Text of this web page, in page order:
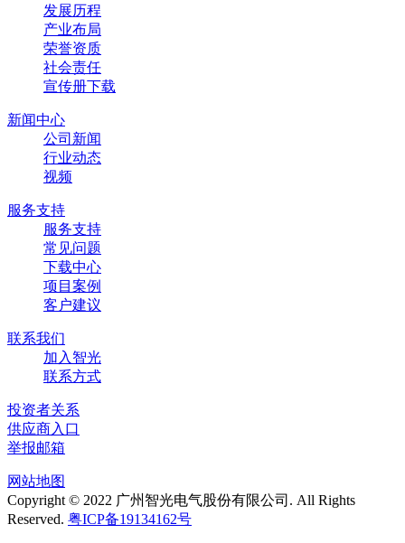
发展历程
产业布局
荣誉资质
社会责任
宣传册下载
新闻中心
公司新闻
行业动态
视频
服务支持
服务支持
常见问题
下载中心
项目案例
客户建议
联系我们
加入智光
联系方式
投资者关系
供应商入口
举报邮箱
网站地图
Copyright © 2022 广州智光电气股份有限公司. All Rights
Reserved. 粤ICP备19134162号